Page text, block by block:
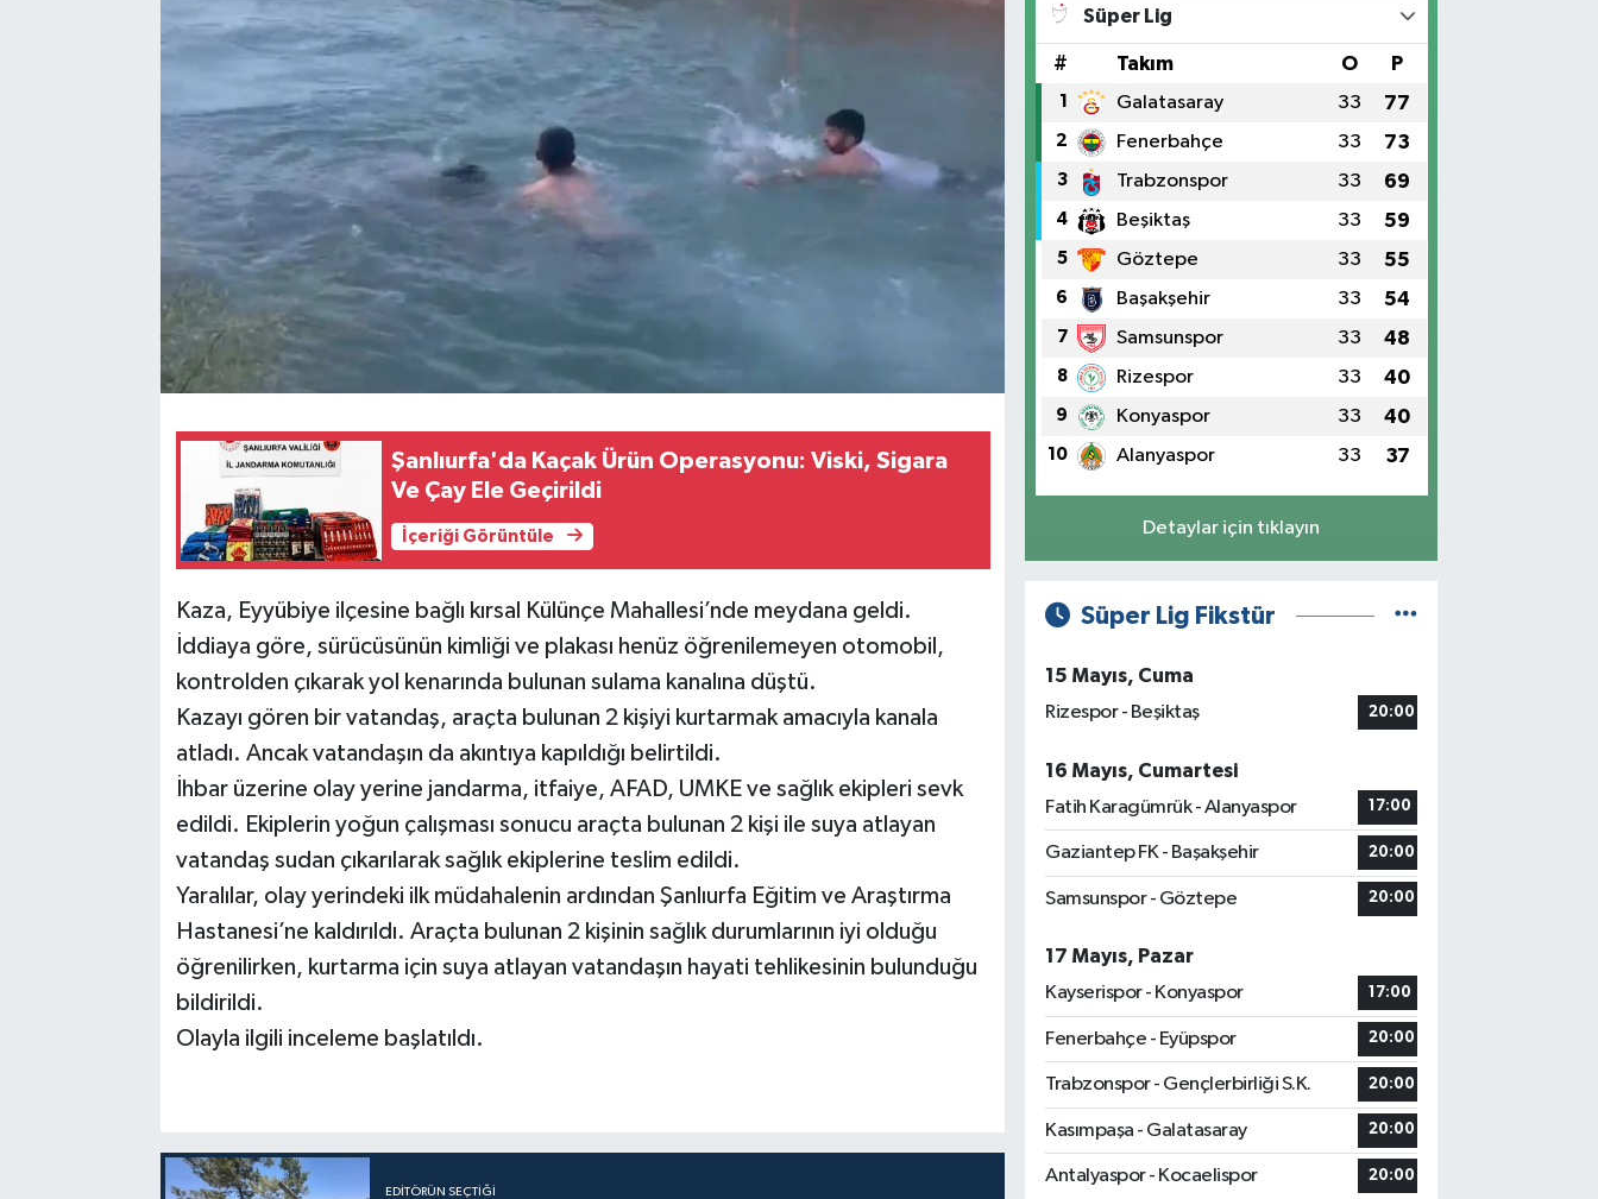
Şanlıurfa'da Kaçak Ürün Operasyonu: Viski, Sigara
Ve Çay Ele Geçirildi
İçeriği Görüntüle
Kaza, Eyyübiye ilçesine bağlı kırsal Külünçe Mahallesi’nde meydana geldi.
İddiaya göre, sürücüsünün kimliği ve plakası henüz öğrenilemeyen otomobil,
kontrolden çıkarak yol kenarında bulunan sulama kanalına düştü.
Kazayı gören bir vatandaş, araçta bulunan 2 kişiyi kurtarmak amacıyla kanala
atladı. Ancak vatandaşın da akıntıya kapıldığı belirtildi.
İhbar üzerine olay yerine jandarma, itfaiye, AFAD, UMKE ve sağlık ekipleri sevk
edildi. Ekiplerin yoğun çalışması sonucu araçta bulunan 2 kişi ile suya atlayan
vatandaş sudan çıkarılarak sağlık ekiplerine teslim edildi.
Yaralılar, olay yerindeki ilk müdahalenin ardından Şanlıurfa Eğitim ve Araştırma
Hastanesi’ne kaldırıldı. Araçta bulunan 2 kişinin sağlık durumlarının iyi olduğu
öğrenilirken, kurtarma için suya atlayan vatandaşın hayati tehlikesinin bulunduğu
bildirildi.
Olayla ilgili inceleme başlatıldı.
EDITÖRÜN SEÇTIĞI
Süper Lig
# Takım O P
1 Galatasaray 33 77
2 Fenerbahçe 33 73
3 Trabzonspor 33 69
4 Beşiktaş 33 59
5 Göztepe 33 55
6 Başakşehir 33 54
7 Samsunspor 33 48
8 Rizespor 33 40
9 Konyaspor 33 40
10 Alanyaspor 33 37
Detaylar için tıklayın
Süper Lig Fikstür
15 Mayıs, Cuma
Rizespor - Beşiktaş
20:00
16 Mayıs, Cumartesi
Fatih Karagümrük - Alanyaspor
17:00
Gaziantep FK - Başakşehir 20:00
Samsunspor - Göztepe 20:00
17 Mayıs, Pazar
Kayserispor - Konyaspor
17:00
Fenerbahçe - Eyüpspor 20:00
Trabzonspor - Gençlerbirliği S.K. 20:00
Kasımpaşa - Galatasaray 20:00
Antalyaspor - Kocaelispor 20:00